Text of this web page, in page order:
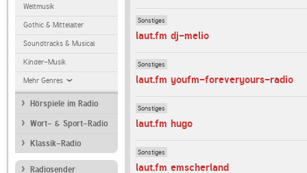
Weltmusik
Gothic & Mittelalter
Soundtracks & Musical
Kinder-Musik
Mehr Genres
Hörspiele im Radio
Wort- & Sport-Radio
Klassik-Radio
Radiosender
Sonstiges
laut.fm dj-melio
Sonstiges
laut.fm youfm-foreveryours-radio
Sonstiges
laut.fm hugo
Sonstiges
laut.fm emscherland